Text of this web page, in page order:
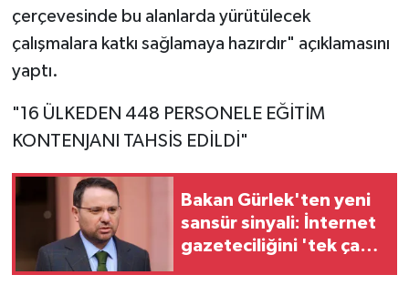
çerçevesinde bu alanlarda yürütülecek
çalışmalara katkı sağlamaya hazırdır" açıklamasını
yaptı.
"16 ÜLKEDEN 448 PERSONELE EĞİTİM
KONTENJANI TAHSİS EDİLDİ"
Bakan Gürlek'ten yeni
sansür sinyali: İnternet
gazeteciliğini 'tek çatı